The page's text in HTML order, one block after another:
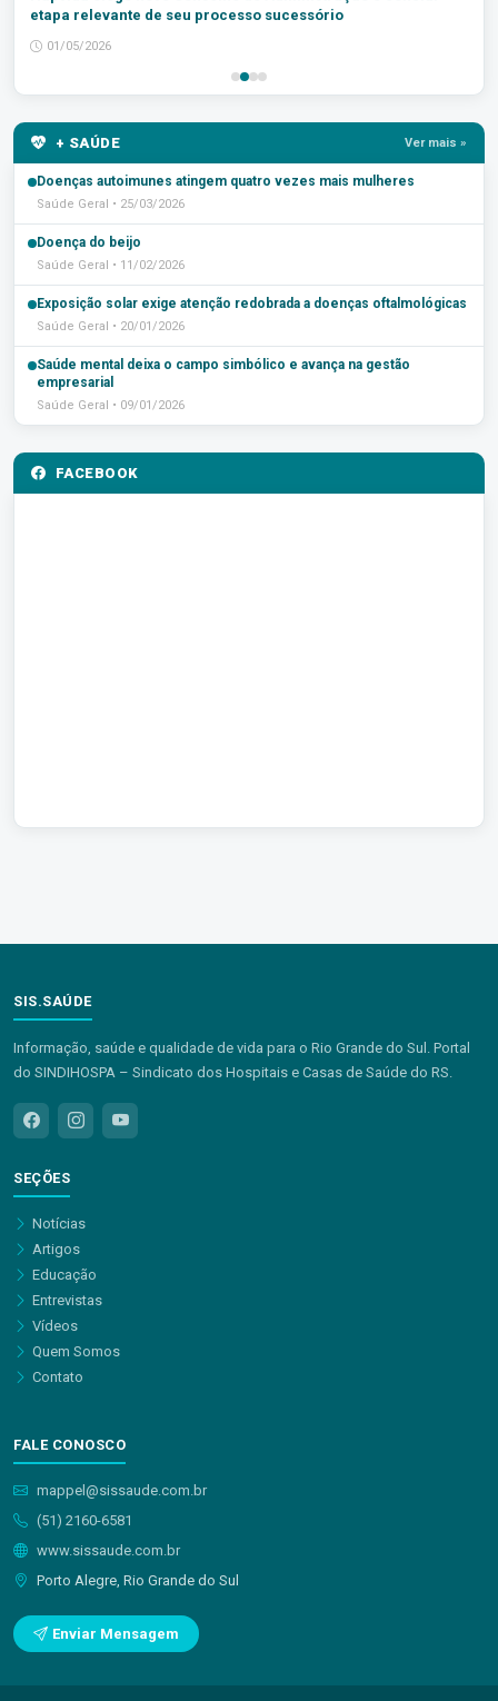
etapa relevante de seu processo sucessório
01/05/2026
+ SAÚDE Ver mais »
Doenças autoimunes atingem quatro vezes mais mulheres
Saúde Geral • 25/03/2026
Doença do beijo
Saúde Geral • 11/02/2026
Exposição solar exige atenção redobrada a doenças oftalmológicas
Saúde Geral • 20/01/2026
Saúde mental deixa o campo simbólico e avança na gestão
empresarial
Saúde Geral • 09/01/2026
FACEBOOK
SIS.SAÚDE
Informação, saúde e qualidade de vida para o Rio Grande do Sul. Portal
do SINDIHOSPA – Sindicato dos Hospitais e Casas de Saúde do RS.
SEÇÕES
Notícias
Artigos
Educação
Entrevistas
Vídeos
Quem Somos
Contato
FALE CONOSCO
mappel@sissaude.com.br
(51) 2160-6581
www.sissaude.com.br
Porto Alegre, Rio Grande do Sul
Enviar Mensagem